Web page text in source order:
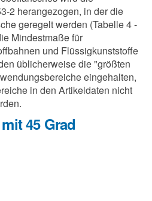
2 herangezogen, in der die
geregelt werden (Tabelle 4 -
Mindestmaße für
und Flüssigkunststoffe
üblicherweise die "größten
eingehalten,
in den Artikeldaten nicht
45 Grad